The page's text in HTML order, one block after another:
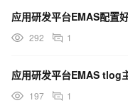
292 1
应用研发平台EMAS tlog
197 1